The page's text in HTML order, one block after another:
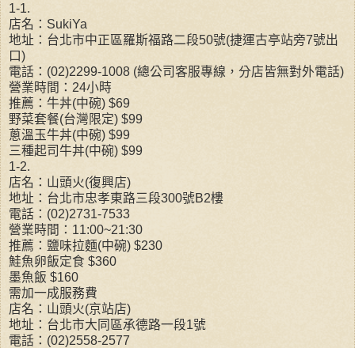
1-1.
店名：SukiYa
地址：台北市中正區羅斯福路二段50號(捷運古亭站旁7號出
口)
電話：(02)2299-1008 (總公司客服專線，分店皆無對外電話)
營業時間：24小時
推薦：牛丼(中碗) $69
野菜套餐(台灣限定) $99
蔥溫玉牛丼(中碗) $99
三種起司牛丼(中碗) $99
1-2.
店名：山頭火(復興店)
地址：台北市忠孝東路三段300號B2樓
電話：(02)2731-7533
營業時間：11:00~21:30
推薦：鹽味拉麵(中碗) $230
鮭魚卵飯定食 $360
墨魚飯 $160
需加一成服務費
店名：山頭火(京站店)
地址：台北市大同區承德路一段1號
電話：(02)2558-2577